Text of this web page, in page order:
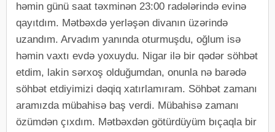
həmin günü saat təxminən 23:00 radələrində evinə
qayıtdım. Mətbəxdə yerləşən divanın üzərində
uzandım. Arvadım yanında oturmuşdu, oğlum isə
həmin vaxtı evdə yoxuydu. Nigar ilə bir qədər söhbət
etdim, lakin sərxoş olduğumdan, onunla nə barədə
söhbət etdiyimizi dəqiq xatırlamıram. Söhbət zamanı
aramızda mübahisə baş verdi. Mübahisə zamanı
özümdən çıxdım. Mətbəxdən götürdüyüm bıçaqla bir